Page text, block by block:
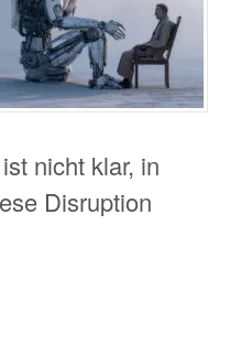
nicht klar, in
Disruption